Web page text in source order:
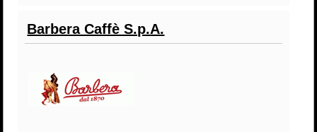
Barbera Caffè S.p.A.